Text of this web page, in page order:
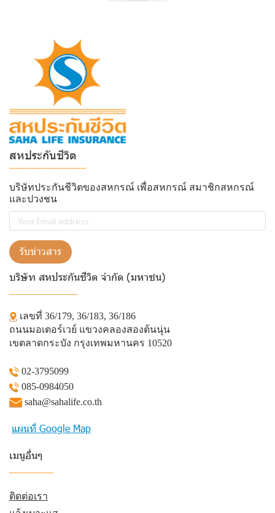
สหประกันชีวิต
บริษัทประกันชีวิตของสหกรณ์ เพื่อสหกรณ์ สมาชิกสหกรณ์
และปวงชน
รับข่าวสาร
บริษัท สหประกันชีวิต จำกัด (มหาชน)
เลขที่ 36/179, 36/183, 36/186
ถนนมอเตอร์เวย์ แขวงคลองสองต้นนุ่น
เขตลาดกระบัง กรุงเทพมหานคร 10520
02-3795099
085-0984050
saha@sahalife.co.th
แผนที่ Google Map
เมนูอื่นๆ
ติดต่อเรา